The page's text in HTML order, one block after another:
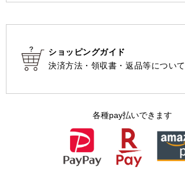
ショッピングガイド
決済方法・領収書・返品等について
各種pay払いできます